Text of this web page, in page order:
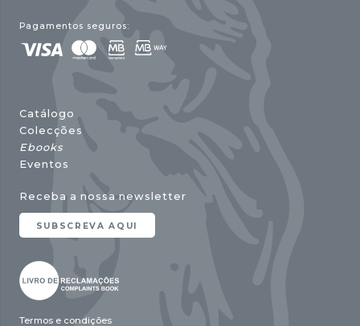
Pagamentos seguros:
Catálogo
Colecções
Ebooks
Eventos
Receba a nossa newsletter
SUBSCREVA AQUI
Termos e condições